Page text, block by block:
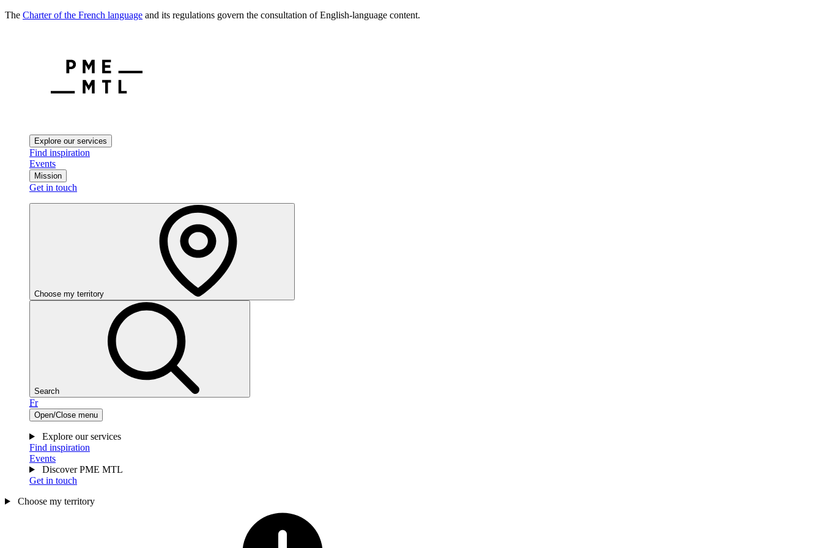
The Charter of the French language and its regulations govern the consultation of English-language content.
Explore our services
Find inspiration
Events
Mission
Get in touch
Choose my territory
Search
Fr
Open/Close menu
Explore our services
Find inspiration
Events
Discover PME MTL
Get in touch
Choose my territory